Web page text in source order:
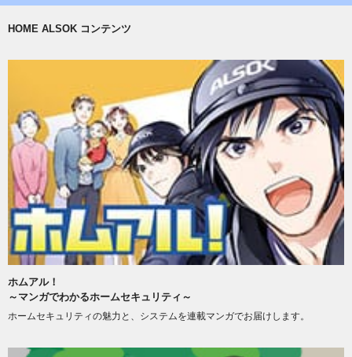
HOME ALSOK コンテンツ
ホムアル！
～マンガでわかるホームセキュリティ～
ホームセキュリティの魅力と、システムを連載マンガでお届けします。